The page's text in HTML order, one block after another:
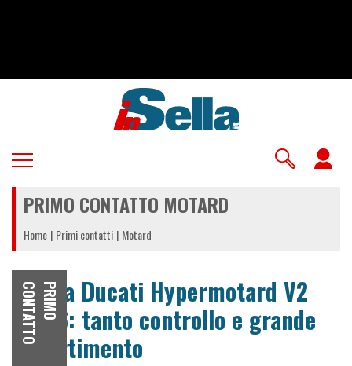
PRIMO CONTATTO MOTARD
Home Primi contatti Motard
P
R
I
M
O
C
O
N
T
A
T
T
O
Prova Ducati Hypermotard V2
2026: tanto controllo e grande
divertimento